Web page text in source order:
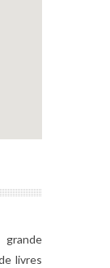
grande
livres